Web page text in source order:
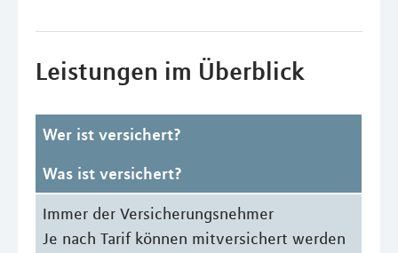
Leistungen im Überblick
Wer ist versichert?
Was ist versichert?
Immer der Versicherungsnehmer
Je nach Tarif können mitversichert werden